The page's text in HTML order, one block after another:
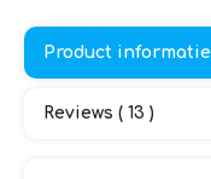
Product informatie
Reviews ( 13 )